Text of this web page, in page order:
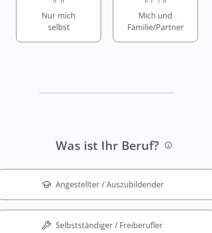
Nur mich
selbst
Mich und
Familie/Partner
Was ist Ihr Beruf?
Angestellter / Auszubildender
Selbstständiger / Freiberufler